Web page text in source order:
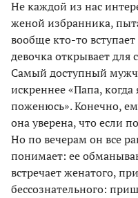
Не каждой из нас
женой избранника,
вообще кто-то
девочка открывает
Самый доступный
искреннее «Папа, когда
поженюсь». Конечно,
она уверена, что если
Но по вечерам он все
понимает: ее
встречает женатого,
бессознательного: